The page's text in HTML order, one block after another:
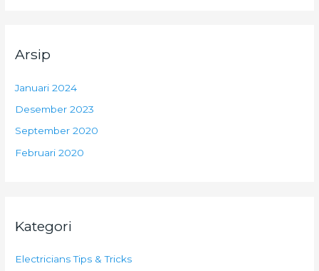
Arsip
Januari 2024
Desember 2023
September 2020
Februari 2020
Kategori
Electricians Tips & Tricks